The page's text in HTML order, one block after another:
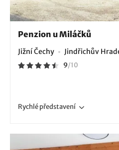
Penzion u Miláčků
Jižní Čechy Jindřichův
9/10
Rychlépředstavení